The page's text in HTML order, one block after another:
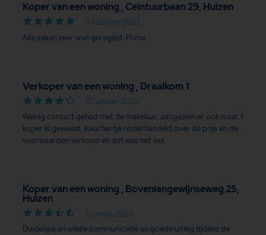
Koper van een woning , Ceintuurbaan 29, Huizen
3 februari 2023
Alle zaken zeer snel geregeld. Prima
Verkoper van een woning , Draaikom 1
27 januari 2023
Weinig contact gehad met de makelaar, aangezien er ook maar 1
koper is geweest. Kwartiertje onderhandeld over de prijs en de
voorwaarden verkoop en dat was het wel.
Koper van een woning , Bovenlangewijnseweg 25,
Huizen
1 januari 2023
Duidelijke en snelle communicatie en goede uitleg tijdens de